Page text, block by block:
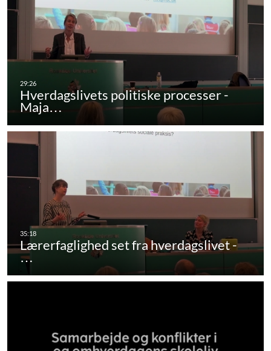
Hverdagslivets politiske processer -
Maja…
Lærerfaglighed set fra hverdagslivet -
…